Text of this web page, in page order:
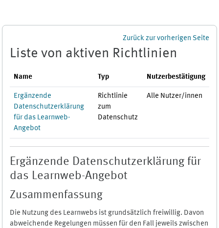
Zurück zur vorherigen Seite
Liste von aktiven Richtlinien
Name Typ Nutzerbestätigung
Ergänzende
Datenschutzerklärung
für das Learnweb-
Angebot
Richtlinie
zum
Datenschutz
Alle Nutzer/innen
Ergänzende Datenschutzerklärung für
das Learnweb-Angebot
Zusammenfassung
Die Nutzung des Learnwebs ist grundsätzlich freiwillig. Davon
abweichende Regelungen müssen für den Fall jeweils zwischen